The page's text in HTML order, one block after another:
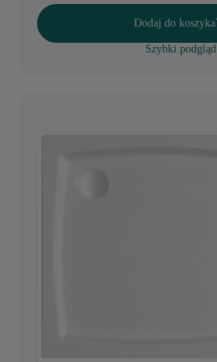
Dodaj do koszyka
Szybki podgląd